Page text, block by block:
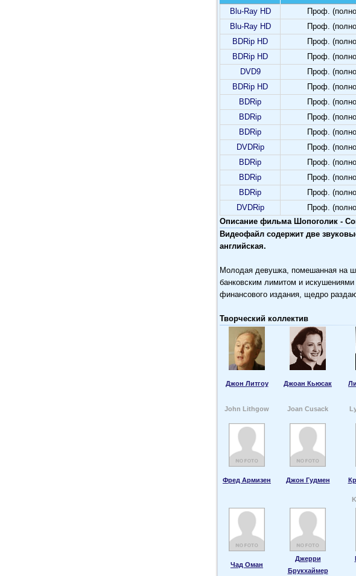
Blu-Ray HD Проф.
Blu-Ray HD
Проф.
BDRip HD
Проф.
BDRip HD
Проф.
DVD9
Проф.
BDRip HD
Проф.
BDRip
Проф.
BDRip
Проф.
BDRip
Проф.
DVDRip
Проф.
BDRip
Проф.
BDRip
Проф.
BDRip
Проф.
DVDRip
Проф.
Описание фильма Шопоголик -
Видеофайл содержит две
английская.
Молодая девушка, помешанная на
банковским лимитом и
финансового издания, щедро
Творческий коллектив
Джон Литгоу Джоан Кьюсак
John Lithgow Joan Cusack
Фред Армизен Джон Гудмен
Чад Оман
Джерри
Брукхаймер